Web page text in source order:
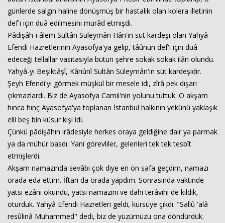
günlerde salgın haline dönüşmüş bir hastalık olan kolera illetinin
def'i için duâ edilmesini murâd etmişdi.
Pâdişâh-ı âlem Sultân Süleymân Hân'ın süt kardeşi olan Yahyâ
Efendi Hazretlerinin Ayasofya'ya gelip, tâûnun def'i için duâ
edeceği tellallar vasıtasıyla bütün şehre sokak sokak ilân olundu.
Yahyâ-yı Beşiktâşî, Kânûnî Sultân Süleymân'ın süt kardeşidir.
Şeyh Efendi'yi görmek müşkül bir mesele idi, zîrâ pek dışarı
çıkmazlardı. Biz de Ayasofya Camii'nin yolunu tuttuk. O akşam
hınca hınç Ayasofya'ya toplanan İstanbul halkının yekünü yaklaşık
elli beş bin küsur kişi idi.
Çünkü pâdişâhın irâdesiyle herkes oraya geldiğine dair ya parmak
ya da mühür basdı. Yani görevliler, gelenleri tek tek tesbît
etmişlerdi.
Akşam namazında sevâbı çok diye en ön safa geçdim, namazı
orada eda ettim. İftarı da orada yapdım. Sonrasında vaktinde
yatsı ezânı okundu, yatsı namazını ve dahi terâvihi de kıldık,
oturduk. Yahyâ Efendi Hazretleri geldi, kürsüye çıkdı. "Sallû 'alâ
resûlinâ Muhammed" dedi, biz de yüzümüzü ona döndürdük.